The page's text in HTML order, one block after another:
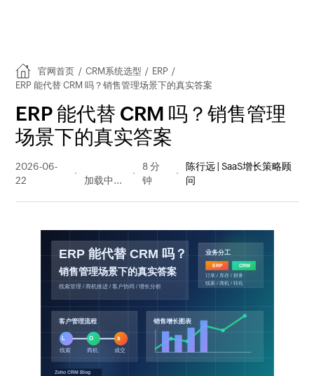
官网首页 / CRM系统选型 / ERP /
ERP 能代替 CRM 吗？销售管理场景下的真实答案
ERP 能代替 CRM 吗？销售管理
场景下的真实答案
2026-06-
22
量
8 分
钟
陈行远 | SaaS增长策略顾
问